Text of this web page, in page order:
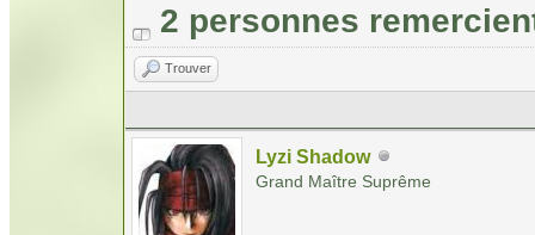
2 personnes
Trouver
Lyzi Shadow
Grand Maître Suprême